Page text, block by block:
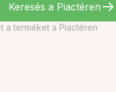
Keresés a Piactéren
a terméket a Piactéren